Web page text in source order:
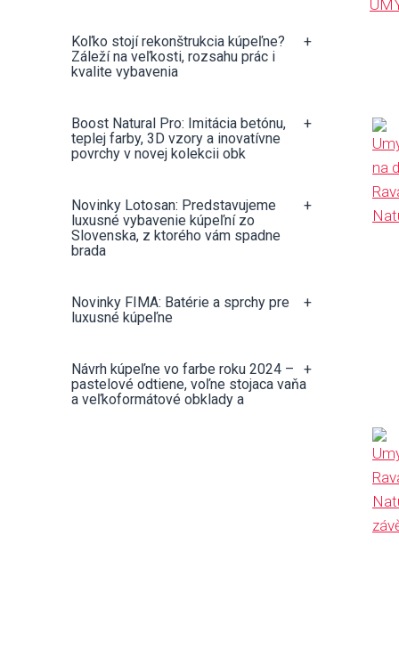
Koľko stojí rekonštrukcia kúpeľne?
Záleží na veľkosti, rozsahu prác i
kvalite vybavenia
+
Boost Natural Pro: Imitácia betónu,
teplej farby, 3D vzory a inovatívne
povrchy v novej kolekcii obk
+
Novinky Lotosan: Predstavujeme
luxusné vybavenie kúpeľní zo
Slovenska, z ktorého vám spadne
brada
+
Novinky FIMA: Batérie a sprchy pre
luxusné kúpeľne
+
Návrh kúpeľne vo farbe roku 2024 –
pastelové odtiene, voľne stojaca vaňa
a veľkoformátové obklady a
+